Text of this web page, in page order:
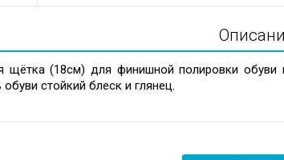
щётка (18см) для финишной полировки
обуви стойкий блеск и глянец.